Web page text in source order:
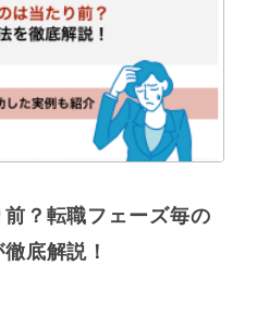
？転職フェーズ毎の
底解説！